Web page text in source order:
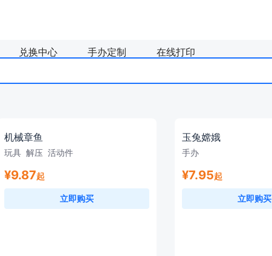
鬼灭之刃
游戏
键盘
兑换中心 手办定制 在线打印
机械章鱼
玩具 解压 活动件
¥9.87起
立即购买
玉兔嫦娥
手办
¥7.95起
立即购买